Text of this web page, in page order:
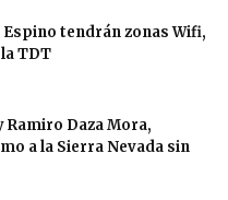
Espino tendrán zonas Wifi,
TDT
Ramiro Daza Mora,
a la Sierra Nevada sin